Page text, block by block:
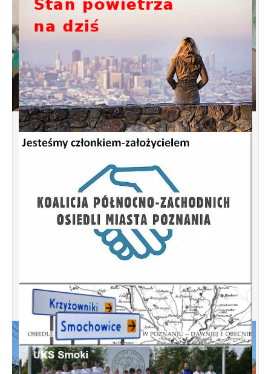
Spotkanie informacyjne w sprawie terenu
przy ulicy Przytocznej